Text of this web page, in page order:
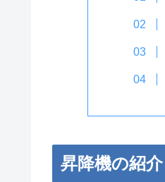
昇降機の紹介